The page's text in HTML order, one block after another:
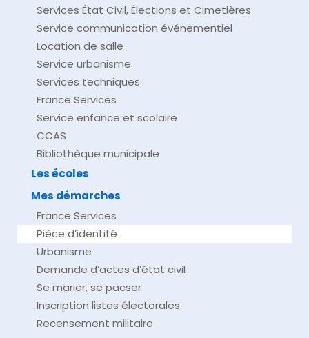
Services État Civil, Élections et Cimetières
Service communication événementiel
Location de salle
Service urbanisme
Services techniques
France Services
Service enfance et scolaire
CCAS
Bibliothèque municipale
Les écoles
Mes démarches
France Services
Pièce d’identité
Urbanisme
Demande d’actes d’état civil
Se marier, se pacser
Inscription listes électorales
Recensement militaire